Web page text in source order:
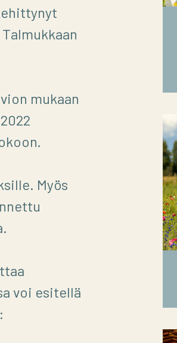
mukaan
Myös
voi esitellä